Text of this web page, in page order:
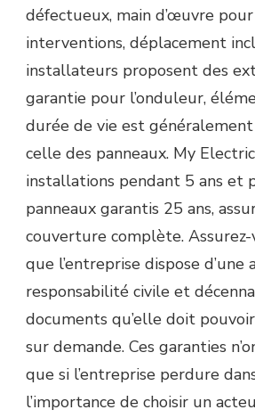
défectueux, main d’œuvre
interventions, déplacement
installateurs proposent des
garantie pour l’onduleur,
durée de vie est
celle des panneaux. My
installations pendant 5 ans et
panneaux garantis 25 ans,
couverture complète.
que l’entreprise dispose d’une
responsabilité civile et
documents qu’elle doit
sur demande. Ces garanties
que si l’entreprise perdure
l’importance de choisir un